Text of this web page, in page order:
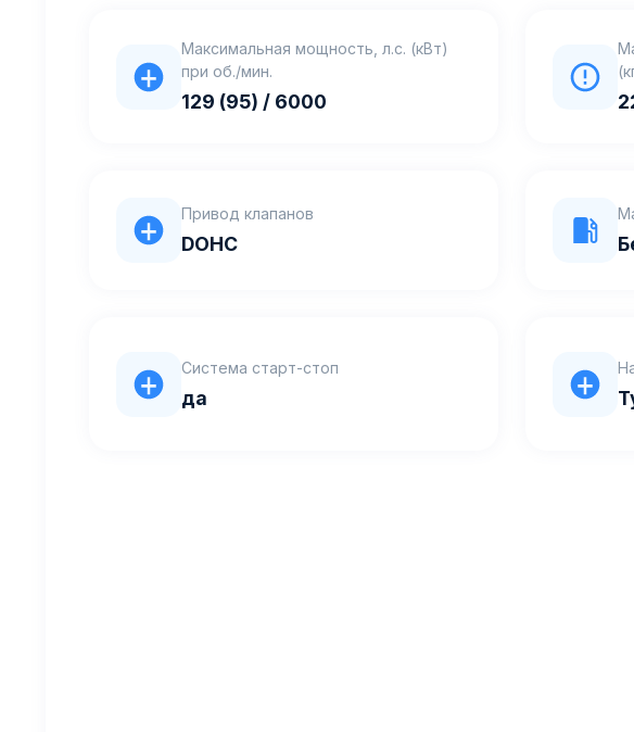
Максимальная мощность, л.с. (кВт)
при об./мин.
129 (95) / 6000
Привод клапанов
DOHC
Система старт-стоп
да